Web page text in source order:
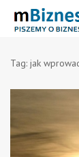
Tag: jak